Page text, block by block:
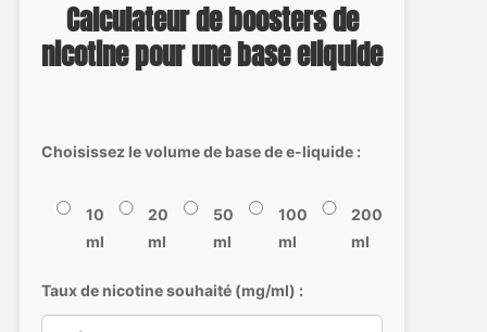
Calculateur de boosters de
nicotine pour une base eliquide
Choisissez le volume de base de e-liquide :
10
ml
20
ml
50
ml
100
ml
200
ml
Taux de nicotine souhaité (mg/ml) :